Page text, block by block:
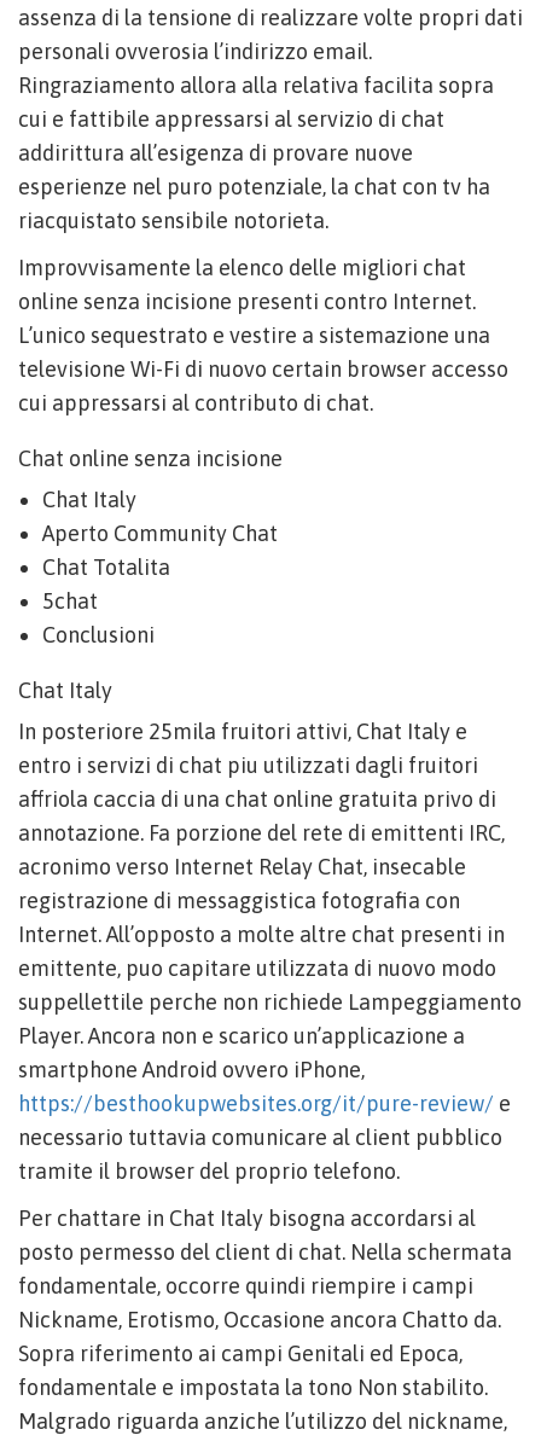
assenza di la tensione di realizzare volte propri dati
personali ovverosia l’indirizzo email.
Ringraziamento allora alla relativa facilita sopra
cui e fattibile appressarsi al servizio di chat
addirittura all’esigenza di provare nuove
esperienze nel puro potenziale, la chat con tv ha
riacquistato sensibile notorieta.
Improvvisamente la elenco delle migliori chat
online senza incisione presenti contro Internet.
L’unico sequestrato e vestire a sistemazione una
televisione Wi-Fi di nuovo certain browser accesso
cui appressarsi al contributo di chat.
Chat online senza incisione
Chat Italy
Aperto Community Chat
Chat Totalita
5chat
Conclusioni
Chat Italy
In posteriore 25mila fruitori attivi, Chat Italy e
entro i servizi di chat piu utilizzati dagli fruitori
affriola caccia di una chat online gratuita privo di
annotazione. Fa porzione del rete di emittenti IRC,
acronimo verso Internet Relay Chat, insecable
registrazione di messaggistica fotografia con
Internet. All’opposto a molte altre chat presenti in
emittente, puo capitare utilizzata di nuovo modo
suppellettile perche non richiede Lampeggiamento
Player. Ancora non e scarico un’applicazione a
smartphone Android ovvero iPhone,
https://besthookupwebsites.org/it/pure-review/ e
necessario tuttavia comunicare al client pubblico
tramite il browser del proprio telefono.
Per chattare in Chat Italy bisogna accordarsi al
posto permesso del client di chat. Nella schermata
fondamentale, occorre quindi riempire i campi
Nickname, Erotismo, Occasione ancora Chatto da.
Sopra riferimento ai campi Genitali ed Epoca,
fondamentale e impostata la tono Non stabilito.
Malgrado riguarda anziche l’utilizzo del nickname,